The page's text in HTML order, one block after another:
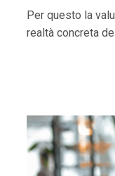
Per questo la
realtà concreta